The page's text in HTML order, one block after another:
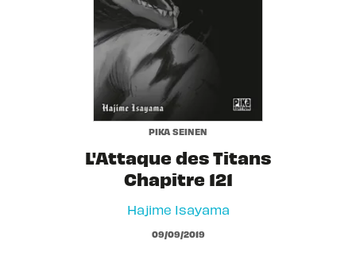
PIKA SEINEN
L'Attaque des Titans
Chapitre 121
Hajime Isayama
09/09/2019